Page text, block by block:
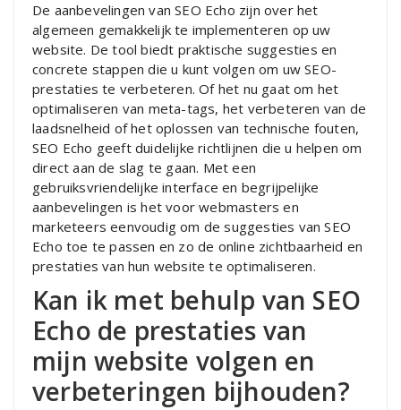
De aanbevelingen van SEO Echo zijn over het
algemeen gemakkelijk te implementeren op uw
website. De tool biedt praktische suggesties en
concrete stappen die u kunt volgen om uw SEO-
prestaties te verbeteren. Of het nu gaat om het
optimaliseren van meta-tags, het verbeteren van de
laadsnelheid of het oplossen van technische fouten,
SEO Echo geeft duidelijke richtlijnen die u helpen om
direct aan de slag te gaan. Met een
gebruiksvriendelijke interface en begrijpelijke
aanbevelingen is het voor webmasters en
marketeers eenvoudig om de suggesties van SEO
Echo toe te passen en zo de online zichtbaarheid en
prestaties van hun website te optimaliseren.
Kan ik met behulp van SEO
Echo de prestaties van
mijn website volgen en
verbeteringen bijhouden?